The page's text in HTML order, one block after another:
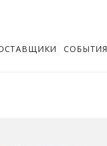
СОБЫТИЯ